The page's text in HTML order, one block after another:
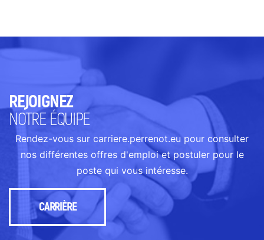
REJOIGNEZ
NOTRE ÉQUIPE
Rendez-vous sur carriere.perrenot.eu pour consulter
nos différentes offres d'emploi et postuler pour le
poste qui vous intéresse.
CARRIÈRE